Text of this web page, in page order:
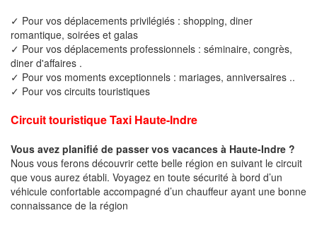
✓ Pour vos déplacements privilégiés : shopping, diner
romantique, soirées et galas
✓ Pour vos déplacements professionnels : séminaire, congrès,
diner d'affaires .
✓ Pour vos moments exceptionnels : mariages, anniversaires ..
✓ Pour vos circuits touristiques
Circuit touristique Taxi Haute-Indre
Vous avez planifié de passer vos vacances à Haute-Indre ?
Nous vous ferons découvrir cette belle région en suivant le circuit
que vous aurez établi. Voyagez en toute sécurité à bord d’un
véhicule confortable accompagné d’un chauffeur ayant une bonne
connaissance de la région